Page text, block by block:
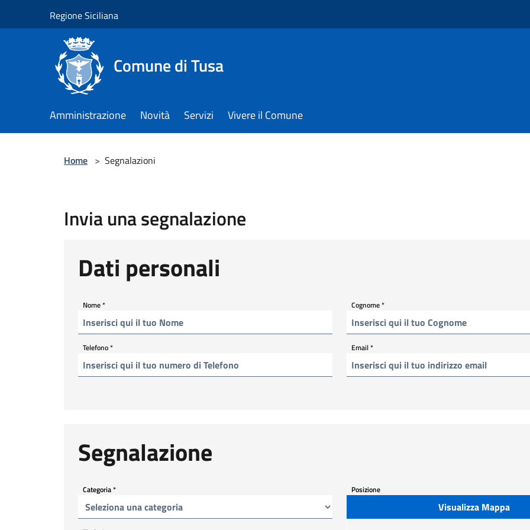
Regione Siciliana
Comune di Tusa
Amministrazione Novità Servizi Vivere il Comune
Home > Segnalazioni
Invia una segnalazione
Dati personali
Nome* Cognome*
Telefono* Email*
Segnalazione
Categoria* Posizione
Visualizza Mappa